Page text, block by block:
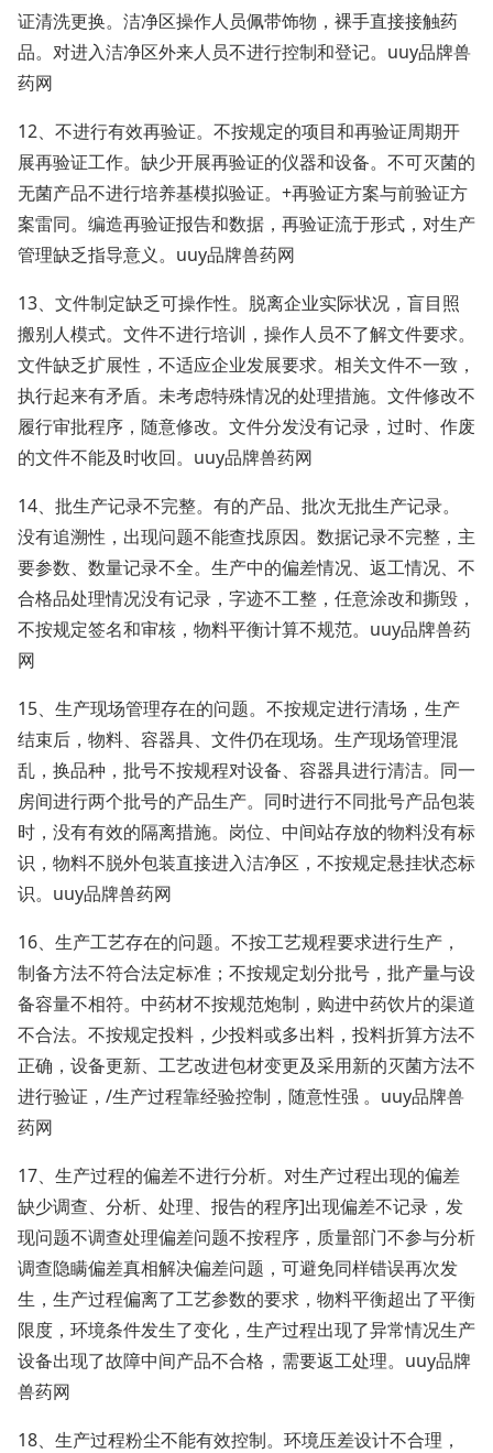
证清洗更换。洁净区操作人员佩带饰物，裸手直接接触药
品。对进入洁净区外来人员不进行控制和登记。uuy品牌兽
药网
12、不进行有效再验证。不按规定的项目和再验证周期开
展再验证工作。缺少开展再验证的仪器和设备。不可灭菌的
无菌产品不进行培养基模拟验证。+再验证方案与前验证方
案雷同。编造再验证报告和数据，再验证流于形式，对生产
管理缺乏指导意义。uuy品牌兽药网
13、文件制定缺乏可操作性。脱离企业实际状况，盲目照
搬别人模式。文件不进行培训，操作人员不了解文件要求。
文件缺乏扩展性，不适应企业发展要求。相关文件不一致，
执行起来有矛盾。未考虑特殊情况的处理措施。文件修改不
履行审批程序，随意修改。文件分发没有记录，过时、作废
的文件不能及时收回。uuy品牌兽药网
14、批生产记录不完整。有的产品、批次无批生产记录。
没有追溯性，出现问题不能查找原因。数据记录不完整，主
要参数、数量记录不全。生产中的偏差情况、返工情况、不
合格品处理情况没有记录，字迹不工整，任意涂改和撕毁，
不按规定签名和审核，物料平衡计算不规范。uuy品牌兽药
网
15、生产现场管理存在的问题。不按规定进行清场，生产
结束后，物料、容器具、文件仍在现场。生产现场管理混
乱，换品种，批号不按规程对设备、容器具进行清洁。同一
房间进行两个批号的产品生产。同时进行不同批号产品包装
时，没有有效的隔离措施。岗位、中间站存放的物料没有标
识，物料不脱外包装直接进入洁净区，不按规定悬挂状态标
识。uuy品牌兽药网
16、生产工艺存在的问题。不按工艺规程要求进行生产，
制备方法不符合法定标准；不按规定划分批号，批产量与设
备容量不相符。中药材不按规范炮制，购进中药饮片的渠道
不合法。不按规定投料，少投料或多出料，投料折算方法不
正确，设备更新、工艺改进包材变更及采用新的灭菌方法不
进行验证，/生产过程靠经验控制，随意性强 。uuy品牌兽
药网
17、生产过程的偏差不进行分析。对生产过程出现的偏差
缺少调查、分析、处理、报告的程序]出现偏差不记录，发
现问题不调查处理偏差问题不按程序，质量部门不参与分析
调查隐瞒偏差真相解决偏差问题，可避免同样错误再次发
生，生产过程偏离了工艺参数的要求，物料平衡超出了平衡
限度，环境条件发生了变化，生产过程出现了异常情况生产
设备出现了故障中间产品不合格，需要返工处理。uuy品牌
兽药网
18、生产过程粉尘不能有效控制。环境压差设计不合理，